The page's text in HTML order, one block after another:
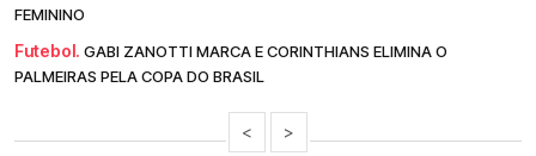
FEMININO
Futebol. GABI ZANOTTI MARCA E CORINTHIANS ELIMINA O
PALMEIRAS PELA COPA DO BRASIL
< >